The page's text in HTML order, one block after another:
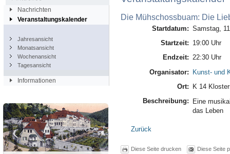
Nachrichten
Veranstaltungskalender
Jahresansicht
Monatsansicht
Wochenansicht
Tagesansicht
Informationen
Die Mühschossbuam: Die
Startdatum: Samstag,
Startzeit: 19:00 Uhr
Endzeit: 22:30 Uhr
Organisator: Kunst- und
Ort:
K 14
Beschreibung:
Eine
das Leben
Zurück
Diese Seite drucken Diese Seite